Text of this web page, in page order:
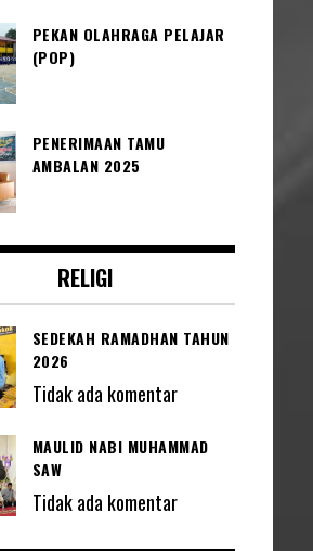
PEKAN OLAHRAGA PELAJAR
(POP)
PENERIMAAN TAMU
AMBALAN 2025
RELIGI
SEDEKAH RAMADHAN TAHUN
2026
Tidak ada komentar
MAULID NABI MUHAMMAD
SAW
Tidak ada komentar